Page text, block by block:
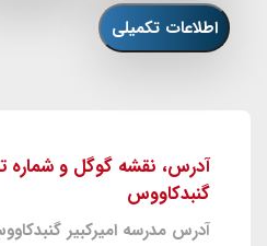
اطلاعات تکمیلی
آدرس، نقشه گوگل و شماره
گنبدکاووس
آدرس مدرسه امیرکبیر